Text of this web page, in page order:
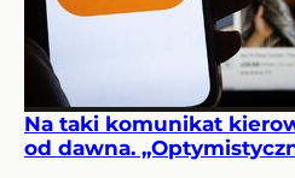
Na taki komunikat
od dawna.